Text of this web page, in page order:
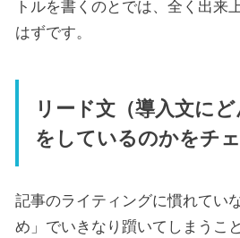
トルを書くのとでは、全く出来
はずです。
リード文（導入文に
をしているのかをチェ
記事のライティングに慣れてい
め」でいきなり躓いてしまうこ